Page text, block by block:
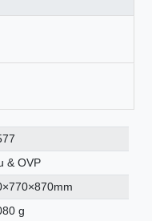
& OVP
g